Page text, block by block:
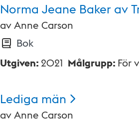
Norma Jeane Baker av
avAnne Carson
Bok
Utgiven: 2021 Målgrupp: För
Lediga män
avAnne Carson